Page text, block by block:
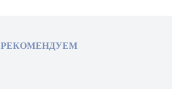
РЕКОМЕНДУЕМ